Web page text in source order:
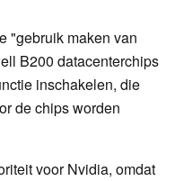
"gebruik maken van
B200 datacenterchips
inschakelen, die
de chips worden
voor Nvidia, omdat